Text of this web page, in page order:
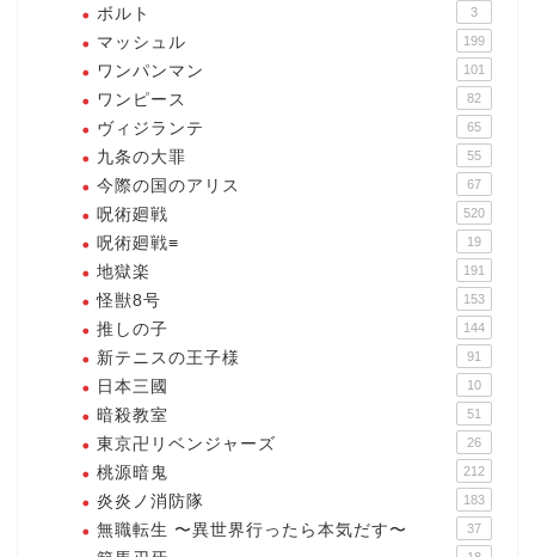
ボルト 3
マッシュル 199
ワンパンマン 101
ワンピース 82
ヴィジランテ 65
九条の大罪 55
今際の国のアリス 67
呪術廻戦 520
呪術廻戦≡ 19
地獄楽 191
怪獣8号 153
推しの子 144
新テニスの王子様 91
日本三國 10
暗殺教室 51
東京卍リベンジャーズ 26
桃源暗鬼 212
炎炎ノ消防隊 183
無職転生 〜異世界行ったら本気だす〜 37